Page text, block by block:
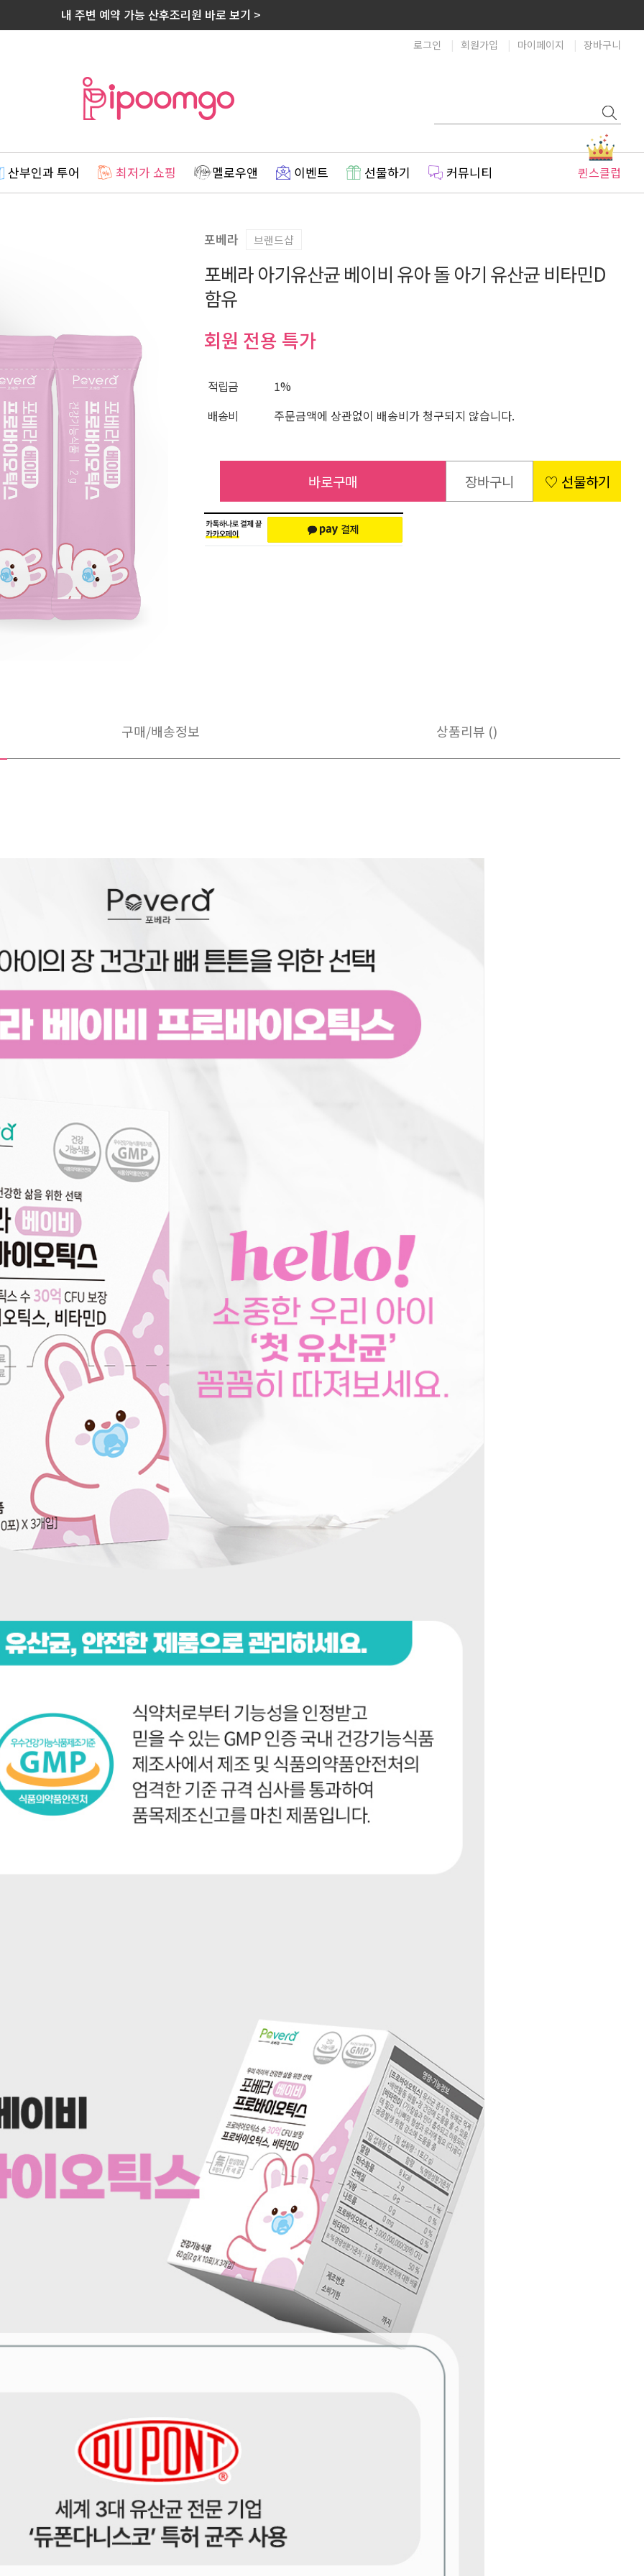
내 주변 예약 가능 산후조리원 바로 보기 >
로그인 회원가입 마이페이지 장바구니
산부인과 투어 최저가 쇼핑 멜로우앤 이벤트 선물하기 커뮤니티 퀸스클럽
포베라 브랜드샵
포베라 아기유산균 베이비 유아 돌 아기 유산균 비타민D
함유
회원 전용 특가
적립금
1%
배송비
주문금액에 상관없이 배송비가 청구되지 않습니다.
바로구매 장바구니 ♡ 선물하기
구매/배송정보 상품리뷰 ()